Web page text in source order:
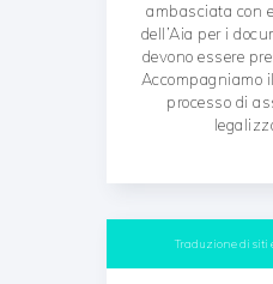
ambasciata con
dell’Aia per i
devono essere
Accompagniamo
processo di
Traduzione di